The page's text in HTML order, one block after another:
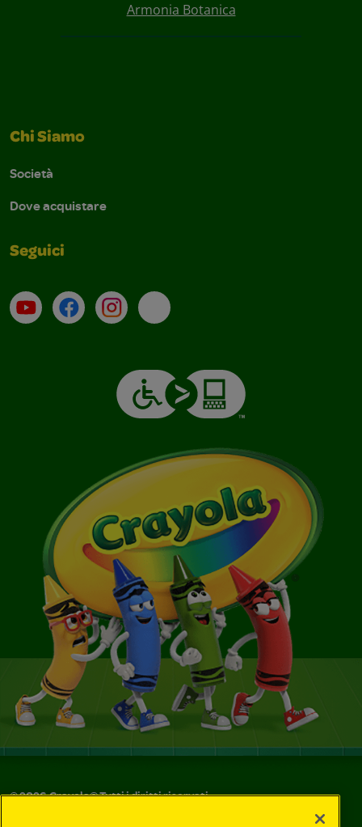
Armonia Botanica
Chi Siamo
Società
Dove acquistare
Seguici
Su YouTube
ContattiProfilo Instagram
Email
©2026Crayola® Tutti i diritti riservati.